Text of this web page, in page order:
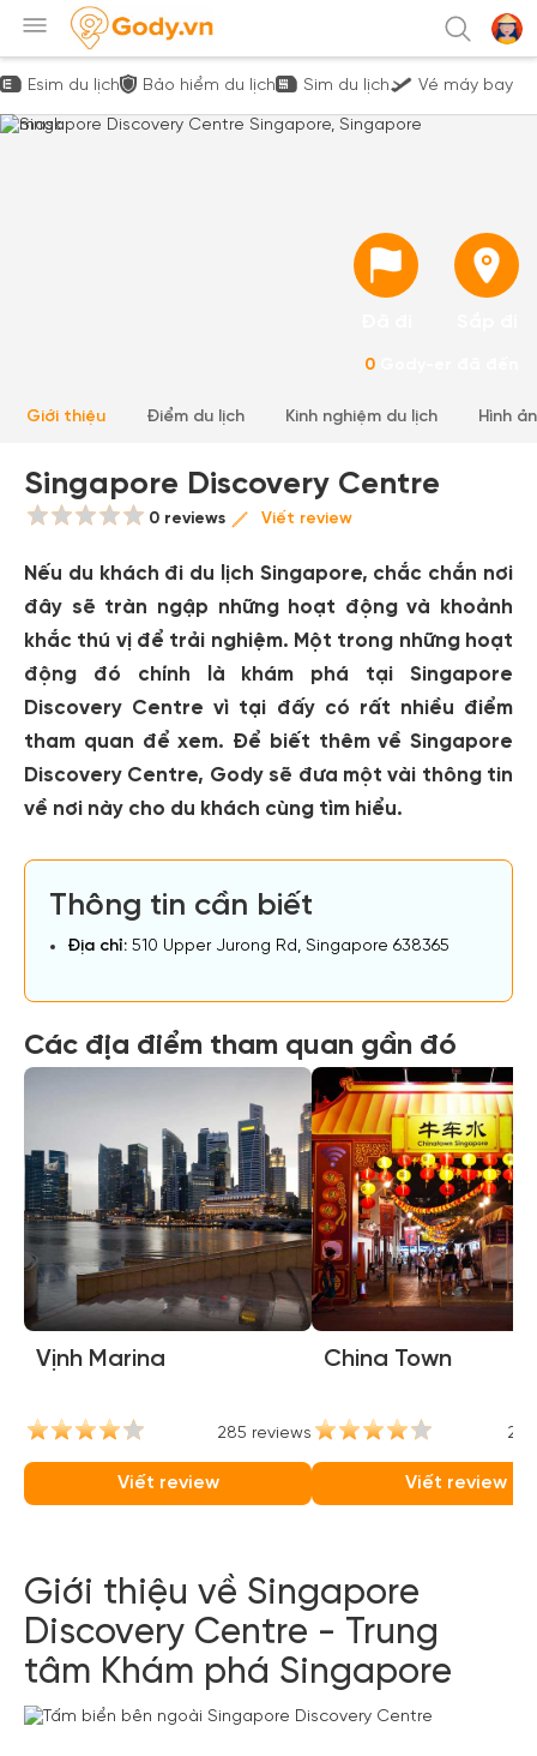
Esim du lịch Bảo hiểm du lịch Sim du lịch Vé máy bay
0
Giới thiệu Điểm du lịch Kinh nghiệm du lịch Hình
Singapore Discovery Centre
0 reviews Viết review
Nếu du khách đi du lịch Singapore, chắc chắn nơi
đây sẽ tràn ngập những hoạt động và khoảnh
khắc thú vị để trải nghiệm. Một trong những hoạt
động đó chính là khám phá tại Singapore
Discovery Centre vì tại đấy có rất nhiều điểm
tham quan để xem. Để biết thêm về Singapore
Discovery Centre, Gody sẽ đưa một vài thông tin
về nơi này cho du khách cùng tìm hiểu.
Thông tin cần biết
Địa chỉ: 510 Upper Jurong Rd, Singapore 638365
Các địa điểm tham quan gần đó
Vịnh Marina
285 reviews
Viết review
China Town
Viết review
Giới thiệu về Singapore
Discovery Centre - Trung
tâm Khám phá Singapore